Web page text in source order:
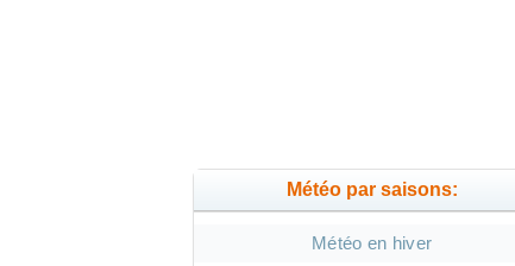
Météo par saisons:
Météo en hiver